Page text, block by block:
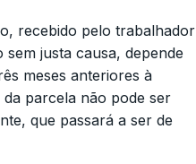
recebido pelo trabalhador
sem justa causa, depende
meses anteriores à
parcela não pode ser
que passará a ser de